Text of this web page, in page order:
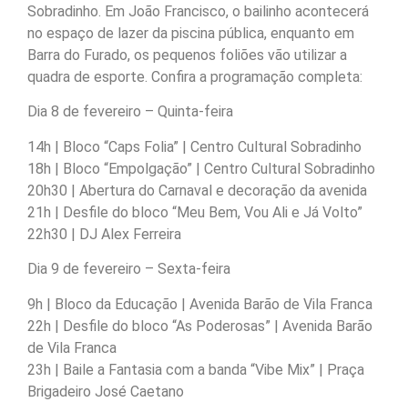
Sobradinho. Em João Francisco, o bailinho acontecerá
no espaço de lazer da piscina pública, enquanto em
Barra do Furado, os pequenos foliões vão utilizar a
quadra de esporte. Confira a programação completa:
Dia 8 de fevereiro – Quinta-feira
14h | Bloco “Caps Folia” | Centro Cultural Sobradinho
18h | Bloco “Empolgação” | Centro Cultural Sobradinho
20h30 | Abertura do Carnaval e decoração da avenida
21h | Desfile do bloco “Meu Bem, Vou Ali e Já Volto”
22h30 | DJ Alex Ferreira
Dia 9 de fevereiro – Sexta-feira
9h | Bloco da Educação | Avenida Barão de Vila Franca
22h | Desfile do bloco “As Poderosas” | Avenida Barão
de Vila Franca
23h | Baile a Fantasia com a banda “Vibe Mix” | Praça
Brigadeiro José Caetano